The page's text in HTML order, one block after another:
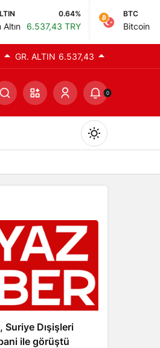
BTC 0%
Bitcoin 0,00 TRY
GR. ALTIN 6.537,43
0
seçin.
seçin.
seçin.
Suriye Dışişleri
ile görüştü